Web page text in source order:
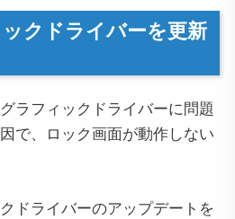
クドライバーを更新
ラフィックドライバーに問題
で、ロック画面が動作しない
ドライバーのアップデートを